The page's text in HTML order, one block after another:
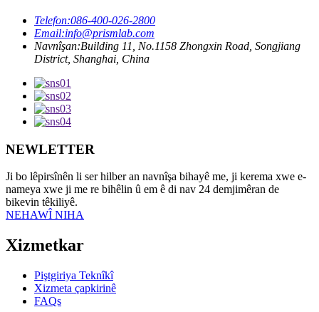
Telefon:086-400-026-2800
Email:info@prismlab.com
Navnîşan:Building 11, No.1158 Zhongxin Road, Songjiang
District, Shanghai, China
NEWLETTER
Ji bo lêpirsînên li ser hilber an navnîşa bihayê me, ji kerema xwe e-
nameya xwe ji me re bihêlin û em ê di nav 24 demjimêran de
bikevin têkiliyê.
NEHAWÎ NIHA
Xizmetkar
Piştgiriya Teknîkî
Xizmeta çapkirinê
FAQs